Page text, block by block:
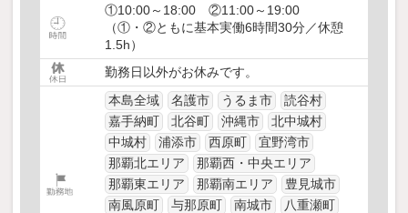
①10:00～18:00 ②11:00～19:00
（①・②ともに基本実働6時間30分／休憩
1.5h）
勤務日以外がお休みです。
本島全域
名護市 うるま市
読谷村
嘉手納町
北谷町 沖縄市
北中城村
中城村
浦添市 西原町
宜野湾市
那覇北エリア
那覇西・中央エリア
那覇東エリア
那覇南エリア
豊見城市
南風原町
与那原町 南城市
八重瀬町